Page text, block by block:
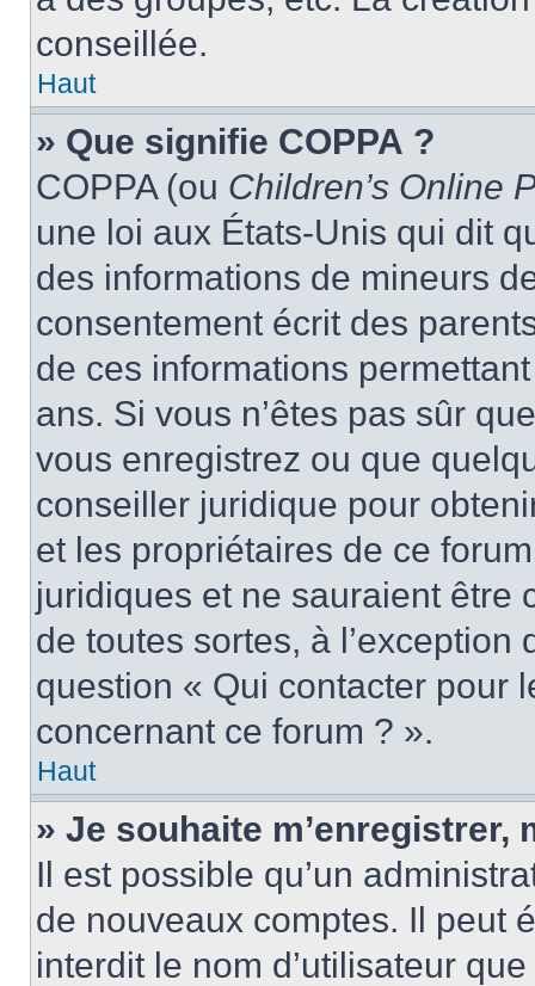
conseillée.
Haut
» Que signifie COPPA ?
COPPA (ou Children’s Online
une loi aux États-Unis qui dit
des informations de mineurs
consentement écrit des
de ces informations
ans. Si vous n’êtes pas sûr
vous enregistrez ou que
conseiller juridique pour
et les propriétaires de ce
juridiques et ne sauraient être
de toutes sortes, à
question « Qui contacter pour
concernant ce forum ? ».
Haut
» Je souhaite m’enregistrer,
Il est possible qu’un
de nouveaux comptes. Il peut
interdit le nom d’utilisateur